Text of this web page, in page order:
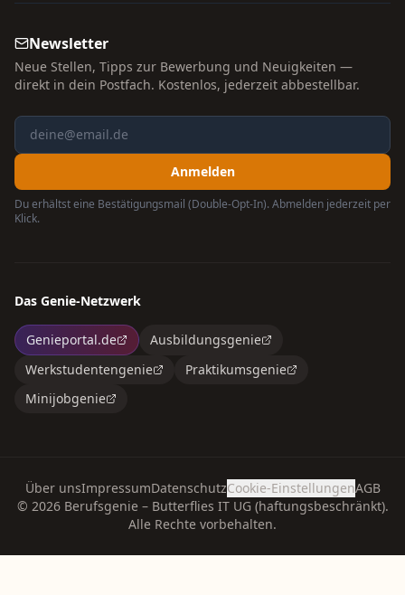
Newsletter
Neue Stellen, Tipps zur Bewerbung und Neuigkeiten —
direkt in dein Postfach. Kostenlos, jederzeit abbestellbar.
Anmelden
Du erhältst eine Bestätigungsmail (Double-Opt-In). Abmelden jederzeit per
Klick.
Das Genie-Netzwerk
Genieportal.de
Ausbildungsgenie
Werkstudentengenie
Praktikumsgenie
Minijobgenie
Über unsImpressumDatenschutzCookie-EinstellungenAGB
© 2026Berufsgenie – Butterflies IT UG (haftungsbeschränkt).
Alle Rechte vorbehalten.